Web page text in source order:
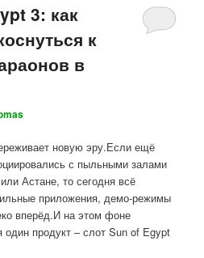
3: как
к
в
новую эру.Если ещё
с пыльными залами
Астане, то сегодня всё
приложения, демо-режимы
вперёд.И на этом фоне
один продукт – слот Sun of Egypt